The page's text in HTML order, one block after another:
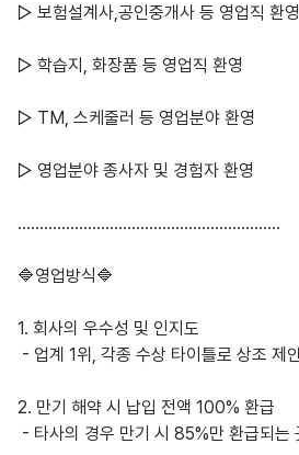
▷ 보험설계사,공인중개사 등 영업직 환영
▷ 학습지, 화장품 등 영업직 환영
▷ TM, 스케줄러 등 영업분야 환영
▷ 영업분야 종사자 및 경험자 환영
……………………………………………………
🔷영업방식🔷
1. 회사의 우수성 및 인지도
2. 만기 해약 시 납입 전액 100% 환급